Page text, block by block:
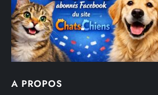
A PROPOS